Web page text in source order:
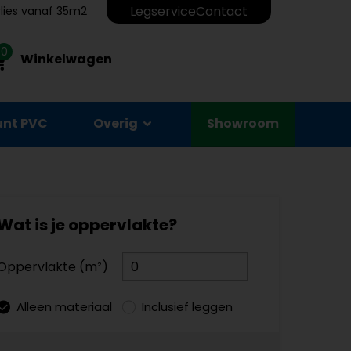
vanaf 35m2 LegserviceContact
0 Winkelwagen
PVC Overig Showroom
is je oppervlakte?
(m²)
Alleen materiaal Inclusief leggen